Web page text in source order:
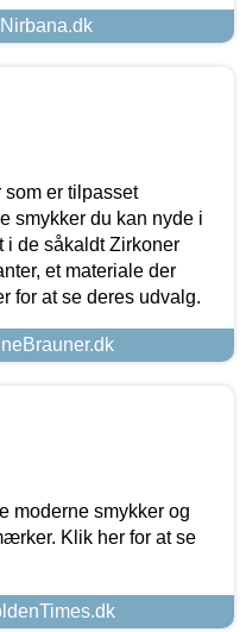
er tilpasset
smykker du kan nyde i
i de såkaldt Zirkoner
et materiale der
for at se deres udvalg.
moderne smykker og
Klik her for at se